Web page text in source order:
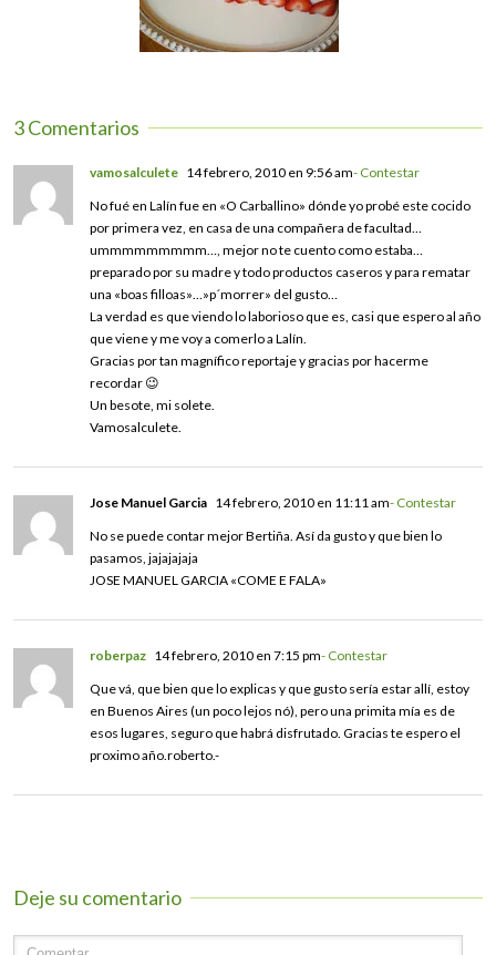
3 Comentarios
vamosalculete 14 febrero, 2010 en 9:56 am- Contestar
No fué en Lalín fue en «O Carballino» dónde yo probé este cocido
por primera vez, en casa de una compañera de facultad…
ummmmmmmmm…, mejor no te cuento como estaba…
preparado por su madre y todo productos caseros y para rematar
una «boas filloas»…»p´morrer» del gusto…
La verdad es que viendo lo laborioso que es, casi que espero al año
que viene y me voy a comerlo a Lalín.
Gracias por tan magnífico reportaje y gracias por hacerme
recordar 😉
Un besote, mi solete.
Vamosalculete.
Jose Manuel Garcia 14 febrero, 2010 en 11:11 am- Contestar
No se puede contar mejor Bertiña. Así da gusto y que bien lo
pasamos, jajajajaja
JOSE MANUEL GARCIA «COME E FALA»
roberpaz 14 febrero, 2010 en 7:15 pm- Contestar
Que vá, que bien que lo explicas y que gusto sería estar allí, estoy
en Buenos Aires (un poco lejos nó), pero una primita mía es de
esos lugares, seguro que habrá disfrutado. Gracias te espero el
proximo año.roberto.-
Deje su comentario